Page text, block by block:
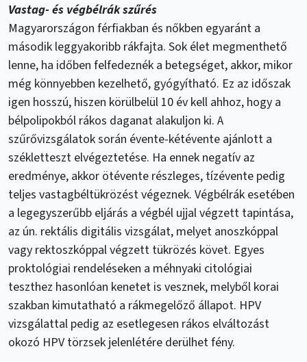
Vastag- és végbélrák szűrés
Magyarországon férfiakban és nőkben egyaránt a
második leggyakoribb rákfajta. Sok élet megmenthető
lenne, ha időben felfedeznék a betegséget, akkor, mikor
még könnyebben kezelhető, gyógyítható. Ez az időszak
igen hosszú, hiszen körülbelül 10 év kell ahhoz, hogy a
bélpolipokból rákos daganat alakuljon ki. A
szűrővizsgálatok során évente-kétévente ajánlott a
székletteszt elvégeztetése. Ha ennek negatív az
eredménye, akkor ötévente részleges, tízévente pedig
teljes vastagbéltükrözést végeznek. Végbélrák esetében
a legegyszerűbb eljárás a végbél ujjal végzett tapintása,
az ún. rektális digitális vizsgálat, melyet anoszkóppal
vagy rektoszkóppal végzett tükrözés követ. Egyes
proktológiai rendeléseken a méhnyaki citológiai
teszthez hasonlóan kenetet is vesznek, melyből korai
szakban kimutatható a rákmegelőző állapot. HPV
vizsgálattal pedig az esetlegesen rákos elváltozást
okozó HPV törzsek jelenlétére derülhet fény.